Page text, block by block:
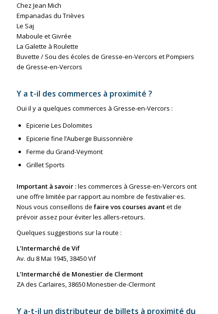
Chez Jean Mich
Empanadas du Trièves
Le Saj
Maboule et Givrée
La Galette à Roulette
Buvette / Sou des écoles de Gresse-en-Vercors et Pompiers
de Gresse-en-Vercors
Y a t-il des commerces à proximité ?
Oui il y a quelques commerces à Gresse-en-Vercors :
Epicerie Les Dolomites
Epicerie fine l’Auberge Buissonnière
Ferme du Grand-Veymont
Grillet Sports
Important à savoir :les commerces à Gresse-en-Vercors ont
une offre limitée par rapport au nombre de festivalier·es.
Nous vous conseillons de faire vos courses avantet de
prévoir assez pour éviter les allers-retours.
Quelques suggestions sur la route :
L’Intermarché de Vif
Av. du 8 Mai 1945, 38450 Vif
L’Intermarché de Monestier de Clermont
ZA des Carlaires, 38650 Monestier-de-Clermont
Y a-t-il un distributeur de billets à proximité du